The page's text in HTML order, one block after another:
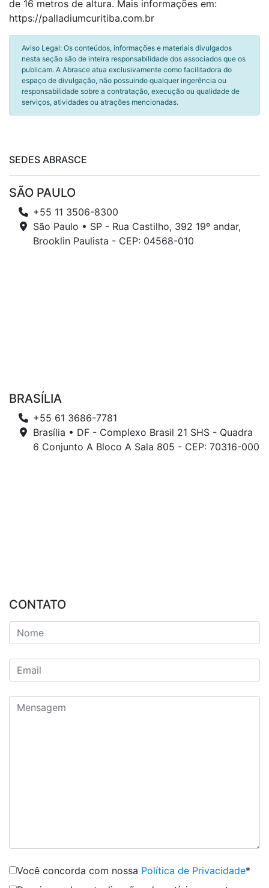
de 16 metros de altura. Mais informações em:
https://palladiumcuritiba.com.br
Aviso Legal: Os conteúdos, informações e materiais divulgados
nesta seção são de inteira responsabilidade dos associados que os
publicam. A Abrasce atua exclusivamente como facilitadora do
espaço de divulgação, não possuindo qualquer ingerência ou
responsabilidade sobre a contratação, execução ou qualidade de
serviços, atividades ou atrações mencionadas.
SEDES ABRASCE
SÃO PAULO
+55 11 3506-8300
São Paulo • SP - Rua Castilho, 392 19º andar,
Brooklin Paulista - CEP: 04568-010
BRASÍLIA
+55 61 3686-7781
Brasília • DF - Complexo Brasil 21 SHS - Quadra
6 Conjunto A Bloco A Sala 805 - CEP: 70316-000
CONTATO
Você concorda com nossa Política de Privacidade*